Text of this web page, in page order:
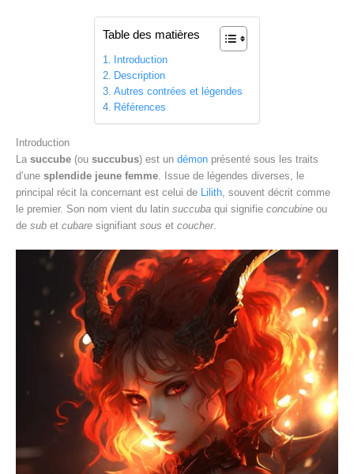
Table des matières
Introduction
Description
Autres contrées et légendes
Références
Introduction
La succube (ou succubus) est un démon présenté sous les traits
d’une splendide jeune femme . Issue de légendes diverses, le
principal récit la concernant est celui de
Lilith , souvent décrit comme
le premier. Son nom vient du latin succuba qui signifie concubine ou
de sub et cubare signifiant sous et coucher.